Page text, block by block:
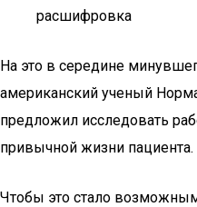
расшифровка
На это в середине
американский ученый
предложил исследовать
привычной жизни пациента.
Чтобы это стало